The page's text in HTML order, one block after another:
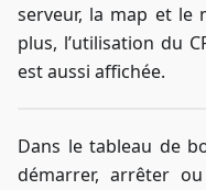
serveur, la map et le
plus, l’utilisation du
est aussi affichée.
Dans le tableau de
démarrer, arrêter